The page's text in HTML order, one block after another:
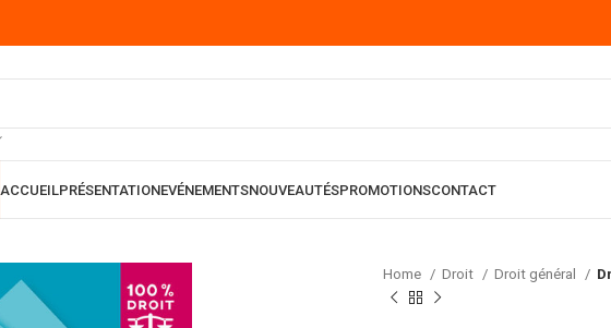
ACCUEILPRÉSENTATIONEVÉNEMENTSNOUVEAUTÉSPROMOTIONSCONTACT
Home Droit Droit général